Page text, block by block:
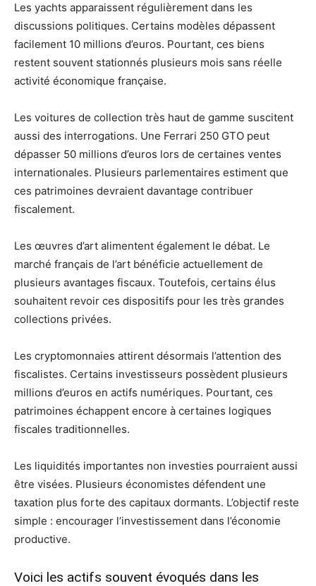
Les yachts apparaissent régulièrement dans les
discussions politiques. Certains modèles dépassent
facilement 10 millions d’euros. Pourtant, ces biens
restent souvent stationnés plusieurs mois sans réelle
activité économique française.
Les voitures de collection très haut de gamme suscitent
aussi des interrogations. Une Ferrari 250 GTO peut
dépasser 50 millions d’euros lors de certaines ventes
internationales. Plusieurs parlementaires estiment que
ces patrimoines devraient davantage contribuer
fiscalement.
Les œuvres d’art alimentent également le débat. Le
marché français de l’art bénéficie actuellement de
plusieurs avantages fiscaux. Toutefois, certains élus
souhaitent revoir ces dispositifs pour les très grandes
collections privées.
Les cryptomonnaies attirent désormais l’attention des
fiscalistes. Certains investisseurs possèdent plusieurs
millions d’euros en actifs numériques. Pourtant, ces
patrimoines échappent encore à certaines logiques
fiscales traditionnelles.
Les liquidités importantes non investies pourraient aussi
être visées. Plusieurs économistes défendent une
taxation plus forte des capitaux dormants. L’objectif reste
simple : encourager l’investissement dans l’économie
productive.
Voici les actifs souvent évoqués dans les